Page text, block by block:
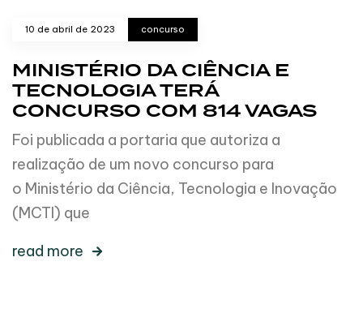
10 de abril de 2023 concurso
MINISTÉRIO DA CIÊNCIA E
TECNOLOGIA TERÁ
CONCURSO COM 814 VAGAS
Foi publicada a portaria que autoriza a
realização de um novo concurso para
o Ministério da Ciência, Tecnologia e Inovação
(MCTI) que
read more